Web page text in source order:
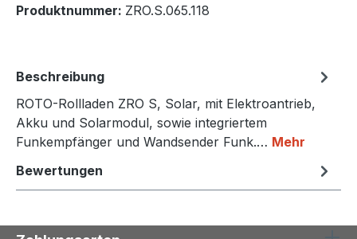
Produktnummer: ZRO.S.065.118
Beschreibung
ROTO-Rollladen ZRO S, Solar, mit Elektroantrieb,
Akku und Solarmodul, sowie integriertem
Funkempfänger und Wandsender Funk.… Mehr
Bewertungen